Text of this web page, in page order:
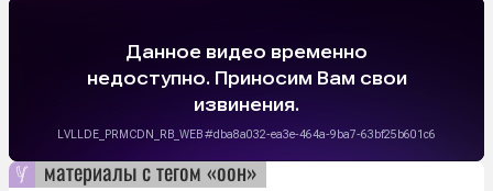
материалы с тегом «оон»